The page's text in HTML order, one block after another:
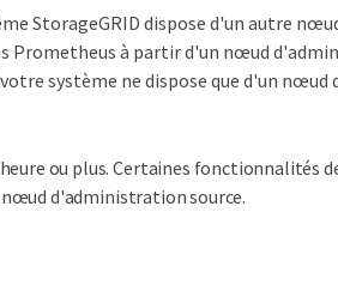
StorageGRID dispose d'un autre
Prometheus à partir d'un nœud
système ne dispose que d'un
ou plus. Certaines fonctionnalités
d'administration source.